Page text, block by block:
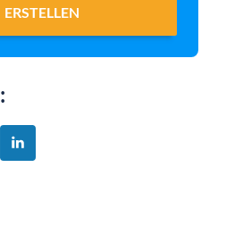
ERSTELLEN
: